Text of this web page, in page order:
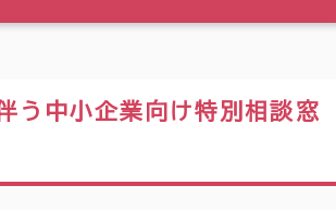
う中小企業向け特別相談窓